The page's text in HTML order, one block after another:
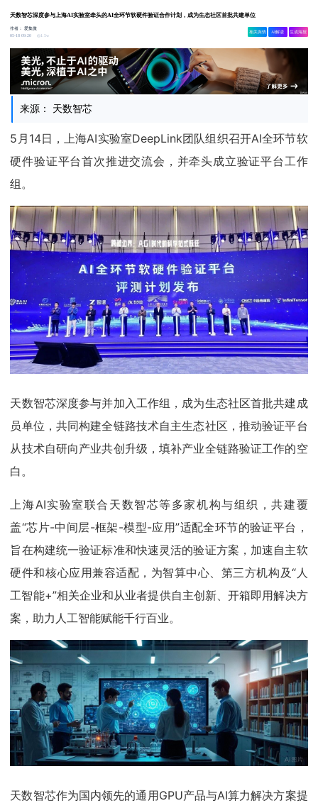
天数智芯深度参与上海AI实验室牵头的AI全环节软硬件验证合作计划，成为生态社区首批共建单位
作者：爱集微
05-18 09:20
1.5w
相关舆情 AI解读 生成海报
来源： 天数智芯
5月14日，上海AI实验室DeepLink团队组织召开AI全环节软
硬件验证平台首次推进交流会，并牵头成立验证平台工作
组。
天数智芯深度参与并加入工作组，成为生态社区首批共建成
员单位，共同构建全链路技术自主生态社区，推动验证平台
从技术自研向产业共创升级，填补产业全链路验证工作的空
白。
上海AI实验室联合天数智芯等多家机构与组织，共建覆
盖“芯片-中间层-框架-模型-应用”适配全环节的验证平台，
旨在构建统一验证标准和快速灵活的验证方案，加速自主软
硬件和核心应用兼容适配，为智算中心、第三方机构及“人
工智能+”相关企业和从业者提供自主创新、开箱即用解决方
案，助力人工智能赋能千行百业。
天数智芯作为国内领先的通用GPU产品与AI算力解决方案提